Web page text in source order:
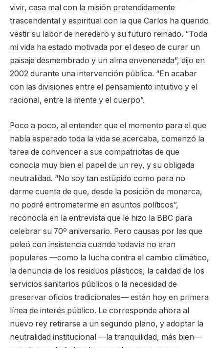
vivir, casa mal con la misión pretendidamente
trascendental y espiritual con la que Carlos ha querido
vestir su labor de heredero y su futuro reinado. “Toda
mi vida ha estado motivada por el deseo de curar un
paisaje desmembrado y un alma envenenada”, dijo en
2002 durante una intervención pública. “En acabar
con las divisiones entre el pensamiento intuitivo y el
racional, entre la mente y el cuerpo”.
Poco a poco, al entender que el momento para el que
había esperado toda la vida se acercaba, comenzó la
tarea de convencer a sus compatriotas de que
conocía muy bien el papel de un rey, y su obligada
neutralidad. “No soy tan estúpido como para no
darme cuenta de que, desde la posición de monarca,
no podré entrometerme en asuntos políticos”,
reconocía en la entrevista que le hizo la BBC para
celebrar su 70º aniversario. Pero causas por las que
peleó con insistencia cuando todavía no eran
populares —como la lucha contra el cambio climático,
la denuncia de los residuos plásticos, la calidad de los
servicios sanitarios públicos o la necesidad de
preservar oficios tradicionales— están hoy en primera
línea de interés público. Le corresponde ahora al
nuevo rey retirarse a un segundo plano, y adoptar la
neutralidad institucional —la tranquilidad, más bien—